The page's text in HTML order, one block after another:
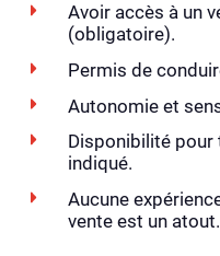
Avoir accès à un
(obligatoire).
Permis de
Autonomie et
Disponibilité pour
indiqué.
Aucune
vente est un atout.